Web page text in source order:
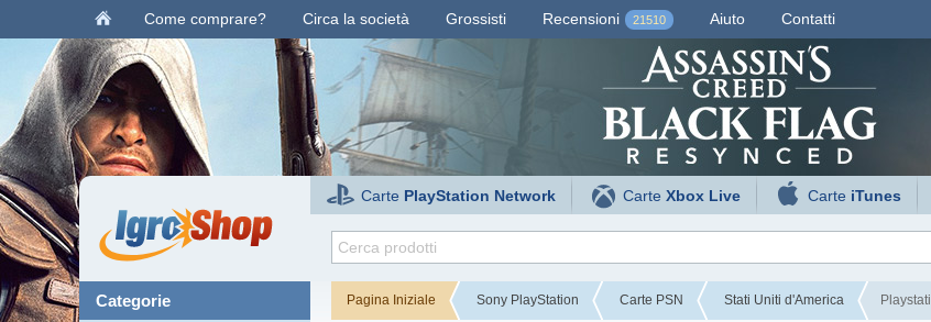
Come comprare? Circa la società Grossisti Recensioni 21510 Aiuto Contatti
Carte PlayStation Network CarteXbox Live Carte iTunes
categorie Pagina Iniziale Sony PlayStation Carte PSN Stati Uniti d'America